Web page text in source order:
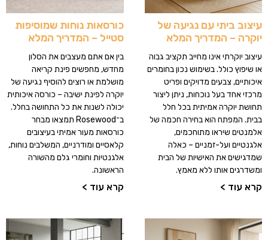
עיצוב ביתי עם נגיעה של
יוקרה – המדריך המלא
עיצוב יוקרתי אינו מחייב תקציב גבוה
או שיפוץ כולל. בשימוש נכון בחומרים
איכותיים, צבעים מדויקים ופריט
מרכזי אחד בעל נוכחות, ניתן ליצור
תחושת יוקרה אמיתית בכל חלל
בבית. המפתח הוא בחירה חכמה של
אלמנטים שיראו מתוחכמים,
אלגנטיים ועל-זמניים – כאלה
שמדגישים את האישיות של הבית
ומשדרגים אותו ללא מאמץ.
קרא עוד >
כורסאות נוחות שמוסיפות
סטייל – המדריך המלא
בין אם אתם מעצבים את הסלון
מחדש, מחפשים פינת קריאה
מושלמת או רוצים להוסיף נגיעה של
יוקרה לפינת ישיבה – כורסה איכותית
יכולה לשנות את כל התחושה בחלל.
ב־Rosewood תמצאו מבחר
כורסאות מעור אמיתי בעיצובים
קלאסיים ומודרניים, המשלבים נוחות,
אלגנטיות וחומרי גלם מהשורה
הראשונה.
קרא עוד >